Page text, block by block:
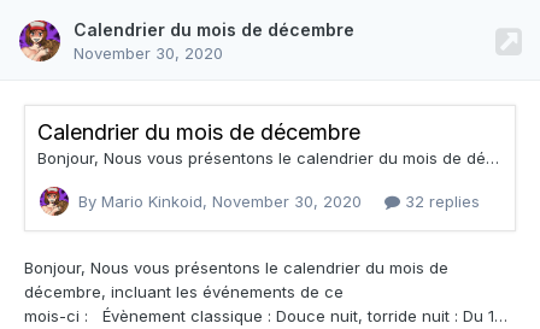
Calendrier du mois de décembre
November 30, 2020
Calendrier du mois de décembre
Bonjour, Nous vous présentons le calendrier du mois de décembre, incluant les événements de ce mois-ci : Évènement classique : Douce nuit, torride nuit : Du 1er au 10 décembre (1:00 p.m. GMT + 2 à 1:00 p.m. GMT + 2) Des beautés en latex ont hâte que tu déballes ton paquet sous le sapin et que tu les remplisses de joie ! 7 filles seront à retrouver depuis le Pachinko, 3 d'entre elles seront à récupérer auprès des trolls, 1 fille sera obtenable en complétant les Mi
By Mario Kinkoid, November 30, 2020 32 replies
Bonjour, Nous vous présentons le calendrier du mois de
décembre, incluant les événements de ce
mois-ci : Évènement classique : Douce nuit, torride nuit : Du 1er au 10 décembre (1:00 p.m. GMT + 2 à 1:00 p.m. GMT + 2) Des beautés en latex ont hâte que tu déballes ton paquet sous le sapin et que tu les remplisses de joie ! 7 filles seront à retrouver depuis le Pachinko, 3 d'entre elles seront à récupérer auprès des trolls, 1 fille sera obtenable en complétant les Mi